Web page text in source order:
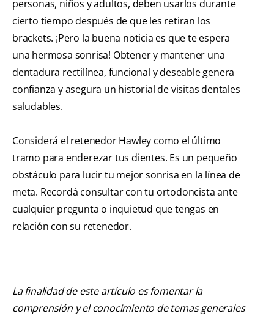
personas, niños y adultos, deben usarlos durante
cierto tiempo después de que les retiran los
brackets. ¡Pero la buena noticia es que te espera
una hermosa sonrisa! Obtener y mantener una
dentadura rectilínea, funcional y deseable genera
confianza y asegura un historial de visitas dentales
saludables.
Considerá el retenedor Hawley como el último
tramo para enderezar tus dientes. Es un pequeño
obstáculo para lucir tu mejor sonrisa en la línea de
meta. Recordá consultar con tu ortodoncista ante
cualquier pregunta o inquietud que tengas en
relación con su retenedor.
La finalidad de este artículo es fomentar la
comprensión y el conocimiento de temas generales